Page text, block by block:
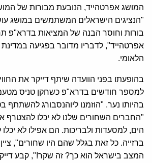
המושג אפרטהייד, הנובעת מבורות של
"הנציגים הישראלים המשתמשים במושג
בורות וחוסר הבנה של המציאות בדרא"פ
אפרטהייד", לדבריו מדובר בפגיעה במדינת
הלאומי.
בהופעתו בפני הוועדה שיתף דייקר את
למספר חודשים בדרא"פ כשחקן טניס מטעם
בהיותו נער. "הוזמנו ליוהנסבורג להשתתף
"החברים השחורים שלנו לא יכלו להצטרף
הים, למסעדות ולבריכות. הם אפילו לא
ברזייה. כל זאת בגלל שהם היו שחורים",
המצב בישראל הוא כך? זה שקר!", קבע